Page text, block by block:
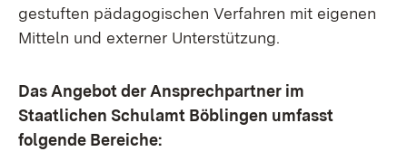
gestuften pädagogischen Verfahren mit eigenen
Mitteln und externer Unterstützung.
Das Angebot der Ansprechpartner im
Staatlichen Schulamt Böblingen umfasst
folgende Bereiche: